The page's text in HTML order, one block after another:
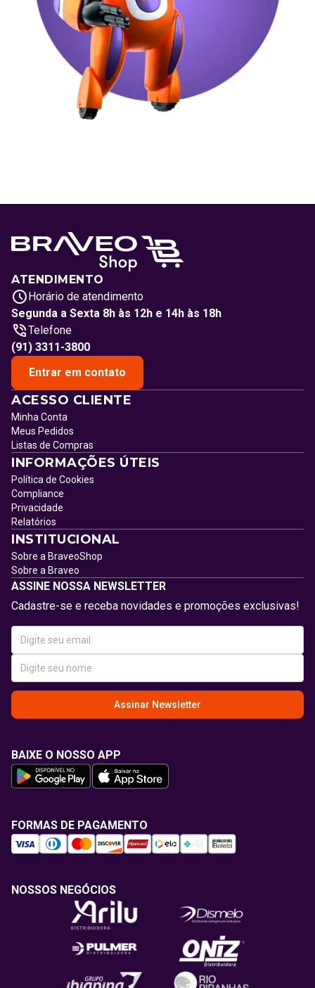
ATENDIMENTO
Horário de atendimento
Segunda a Sexta 8h às 12h e 14h às 18h
Telefone
(91) 3311-3800
Entrar em contato
ACESSO CLIENTE
Minha Conta
Meus Pedidos
Listas de Compras
INFORMAÇÕES ÚTEIS
Política de Cookies
Compliance
Privacidade
Relatórios
INSTITUCIONAL
Sobre a BraveoShop
Sobre a Braveo
ASSINE NOSSA NEWSLETTER
Cadastre-se e receba novidades e promoções exclusivas!
Assinar Newsletter
BAIXE O NOSSO APP
FORMAS DE PAGAMENTO
NOSSOS NEGÓCIOS